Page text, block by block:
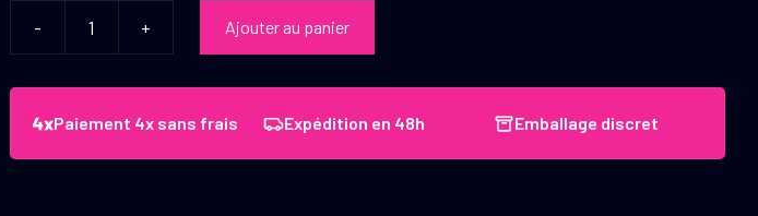
-
Carabine
Cadex
+ Ajouter au panier
Paiement 4x sans frais Expédition en 48h Emballage discret